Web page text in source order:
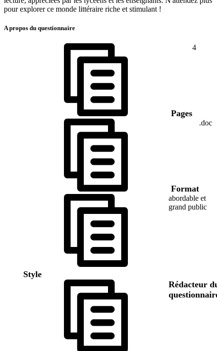
pour explorer ce monde littéraire riche et stimulant !
A propos du questionnaire
Pages
4
Format
.doc
Style
abordable et
grand public
Rédacteur